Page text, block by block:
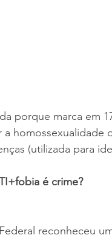
porque marca em
a
(utilizada para
é crime?
reconheceu